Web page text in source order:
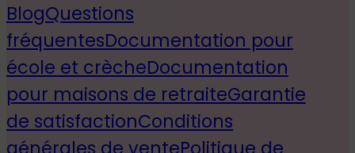
BlogQuestions
fréquentesDocumentation pour
école et crècheDocumentation
pour maisons de retraiteGarantie
de satisfactionConditions